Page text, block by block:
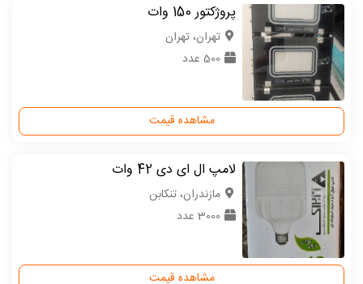
پروژکتور 150 وات
تهران، تهران
500 عدد
مشاهده قیمت
لامپ ال ای دی 42 وات
مازندران، تنکابن
3000 عدد
مشاهده قیمت